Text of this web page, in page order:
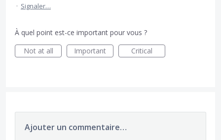
· Signaler…
À quel point est-ce important pour vous ?
Not at all
Important Critical
Ajouter un commentaire…